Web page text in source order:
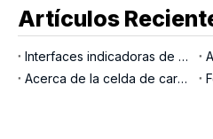
Artículos
Interfaces indicadoras de pesaje
Acerca de la celda de carga del pasador de carga